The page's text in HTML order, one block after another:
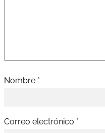
Nombre *
Correo electrónico *